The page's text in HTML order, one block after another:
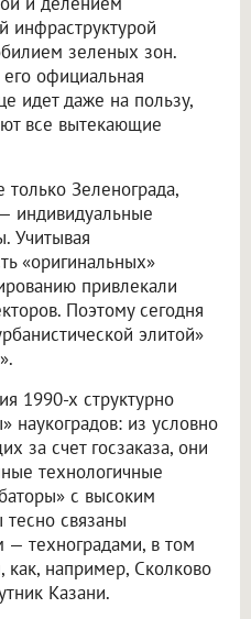
инфраструктурой
зеленых зон.
официальная
идет даже на пользу,
все вытекающие
Зеленограда,
индивидуальные
Учитывая
«оригинальных»
привлекали
Поэтому сегодня
элитой»
1990-х структурно
наукоградов: из условно
за счет госзаказа, они
технологичные
с высоким
связаны
техноградами, в том
например, Сколково
Казани.